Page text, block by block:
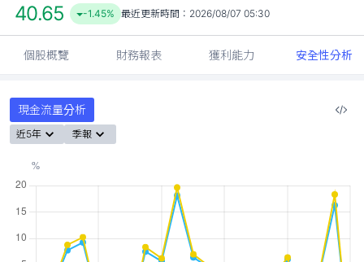
40.65 -1.45% 最近更新時間： 2026/08/07 05:30
個股概覽 財務報表 獲利能力 安全性分析
現金流量分析
近5年 季報